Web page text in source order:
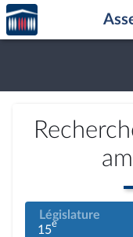
Aller au contenu
Aller en bas de la page
Accèder
à la
page
Législature
15e